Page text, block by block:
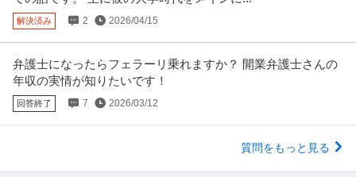
解決済み 2 2026/04/15
弁護士になったらフェラーリ乗れますか？ 開業弁護士さんの
年収の実情が知りたいです！
回答終了 7 2026/03/12
質問をもっと見る